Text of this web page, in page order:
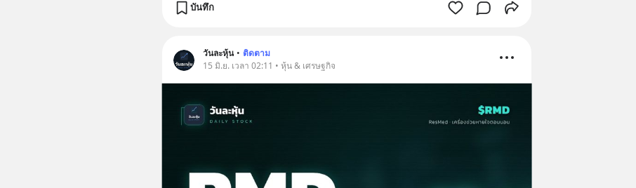
บันทึก
วันละหุ้น • ติดตาม
15 มิ.ย. เวลา 02:11 • หุ้น & เศรษฐกิจ